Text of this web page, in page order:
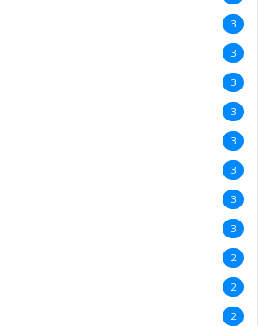
3
3
3
3
3
3
3
3
2
2
2